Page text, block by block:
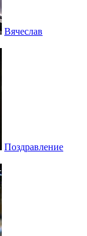
Вячеслав
Поздравление